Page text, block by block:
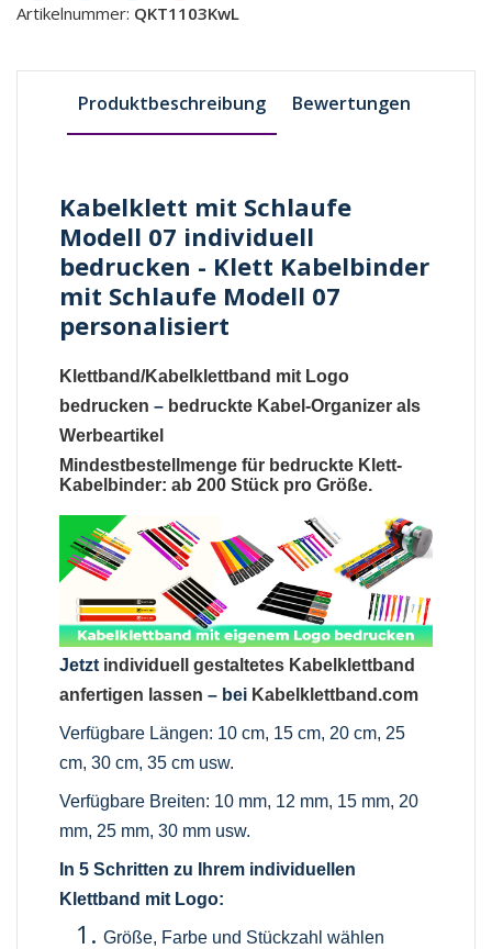
Artikelnummer: QKT1103KwL
Produktbeschreibung Bewertungen
Kabelklett mit Schlaufe
Modell 07 individuell
bedrucken - Klett Kabelbinder
mit Schlaufe Modell 07
personalisiert
Klettband/Kabelklettband mit Logo
bedrucken – bedruckte Kabel-Organizer als
Werbeartikel
Mindestbestellmenge für bedruckte Klett-
Kabelbinder: ab 200 Stück pro Größe.
Jetzt individuell gestaltetes Kabelklettband
anfertigen lassen – bei Kabelklettband.com
Verfügbare Längen: 10 cm, 15 cm, 20 cm, 25
cm, 30 cm, 35 cm usw.
Verfügbare Breiten: 10 mm, 12 mm, 15 mm, 20
mm, 25 mm, 30 mm usw.
In 5 Schritten zu Ihrem individuellen
Klettband mit Logo:
Größe, Farbe und Stückzahl wählen